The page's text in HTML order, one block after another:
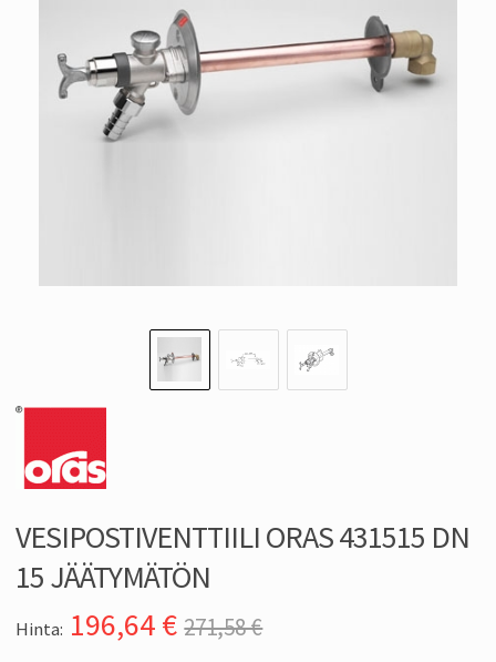
VESIPOSTIVENTTIILI ORAS 431515 DN
15 JÄÄTYMÄTÖN
Hinta: 196,64€ 271,58 €